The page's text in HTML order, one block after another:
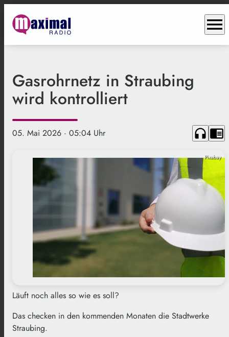
menu
Gasrohrnetz in Straubing
wird kontrolliert
05. Mai 2026 · 05:04 Uhr headphones chrome_reader_mode
Pixabay
Läuft noch alles so wie es soll?
Das checken in den kommenden Monaten die Stadtwerke
Straubing.